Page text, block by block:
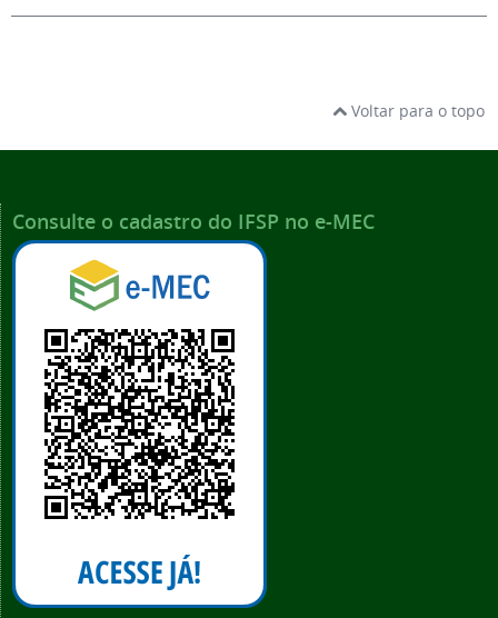
Voltar para o topo
Consulte o cadastro do IFSP no e-MEC